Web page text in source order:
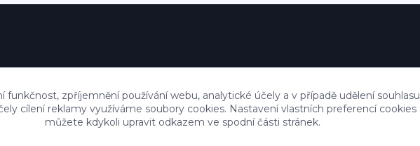
funkčnost, zpříjemnění používání webu, analytické účely a v případě udělení souhlasu
cílení reklamy využíváme soubory cookies. Nastavení vlastních preferencí cookies
můžete kdykoli upravit odkazem ve spodní části stránek.